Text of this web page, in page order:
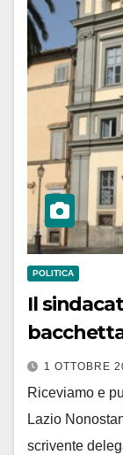
POLITICA
Il
1 OTTOBRE
Riceviamo e
Lazio
scrivente